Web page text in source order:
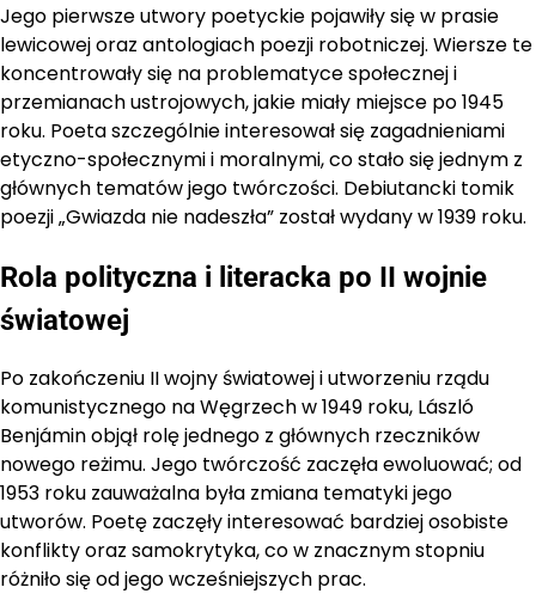
Jego pierwsze utwory poetyckie pojawiły się w prasie
lewicowej oraz antologiach poezji robotniczej. Wiersze te
koncentrowały się na problematyce społecznej i
przemianach ustrojowych, jakie miały miejsce po 1945
roku. Poeta szczególnie interesował się zagadnieniami
etyczno-społecznymi i moralnymi, co stało się jednym z
głównych tematów jego twórczości. Debiutancki tomik
poezji „Gwiazda nie nadeszła” został wydany w 1939 roku.
Rola polityczna i literacka po II wojnie
światowej
Po zakończeniu II wojny światowej i utworzeniu rządu
komunistycznego na Węgrzech w 1949 roku, László
Benjámin objął rolę jednego z głównych rzeczników
nowego reżimu. Jego twórczość zaczęła ewoluować; od
1953 roku zauważalna była zmiana tematyki jego
utworów. Poetę zaczęły interesować bardziej osobiste
konflikty oraz samokrytyka, co w znacznym stopniu
różniło się od jego wcześniejszych prac.